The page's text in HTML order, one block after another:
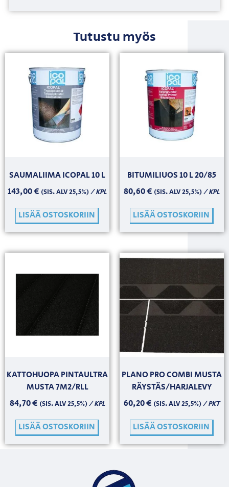
Tutustu myös
SAUMALIIMA ICOPAL 10 L
143,00€ (SIS. ALV 25,5%)/ KPL
LISÄÄ OSTOSKORIIN
BITUMILIUOS 10 L 20/85
80,60€ (SIS. ALV 25,5%)/ KPL
LISÄÄ OSTOSKORIIN
KATTOHUOPA PINTAULTRA
MUSTA 7M2/RLL
84,70€ (SIS. ALV 25,5%)/ KPL
LISÄÄ OSTOSKORIIN
PLANO PRO COMBI MUSTA
RÄYSTÄS/HARJALEVY
60,20€ (SIS. ALV 25,5%)/ PKT
LISÄÄ OSTOSKORIIN